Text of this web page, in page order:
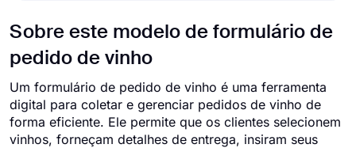
Sobre este modelo de formulário de
pedido de vinho
Um formulário de pedido de vinho é uma ferramenta
digital para coletar e gerenciar pedidos de vinho de
forma eficiente. Ele permite que os clientes selecionem
vinhos, forneçam detalhes de entrega, insiram seus